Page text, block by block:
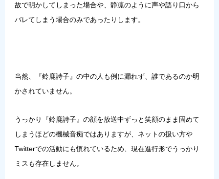
故で明かしてしまった場合や、 静凛のように声や語り口から
バレてしまう場合のみであったりします。
当然、『鈴鹿詩子』の中の人も例に漏れず、誰であるのか明
かされていません。
うっかり『鈴鹿詩子』の顔を放送中ずっと笑顔のまま固めて
しまうほどの機械音痴ではありますが、ネットの扱い方や
Twitterでの活動にも慣れているため、現在進行形でうっかり
ミスも存在しません。